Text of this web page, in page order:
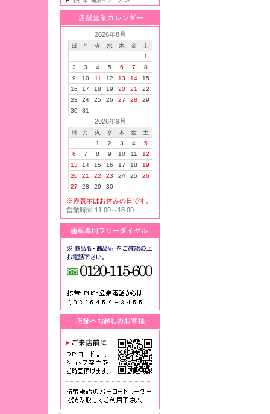
2026年8月
日 月 火 水 木 金
土
1
2
3 4 5 6 7
8
9
10 11 12 13 14
15
16
17 18 19 20 21
22
23
24 25 26 27 28
29
30
31
2026年9月
日 月 火 水 木 金
土
1
2 3 4
5
6
7 8 9 10 11
12
13
14 15 16 17 18
19
20
21 22 23 24 25
26
27
28 29 30
※赤表示はお休みの日です。
営業時間 11:00～18:00